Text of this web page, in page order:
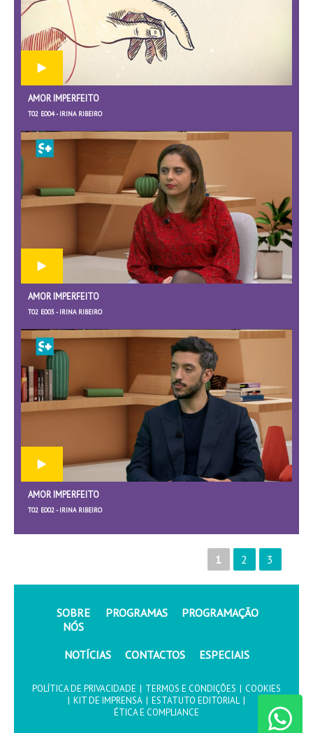
AMOR IMPERFEITO
T02 E004 - IRINA RIBEIRO
AMOR IMPERFEITO
T02 E003 - IRINA RIBEIRO
AMOR IMPERFEITO
T02 E002 - IRINA RIBEIRO
1 2 3
SOBRE
NÓS
PROGRAMAS PROGRAMAÇÃO
NOTÍCIAS CONTACTOS ESPECIAIS
POLÍTICA DE PRIVACIDADE | TERMOS E CONDIÇÕES | COOKIES
| KIT DE IMPRENSA | ESTATUTO EDITORIAL |
ÉTICA E COMPLIANCE